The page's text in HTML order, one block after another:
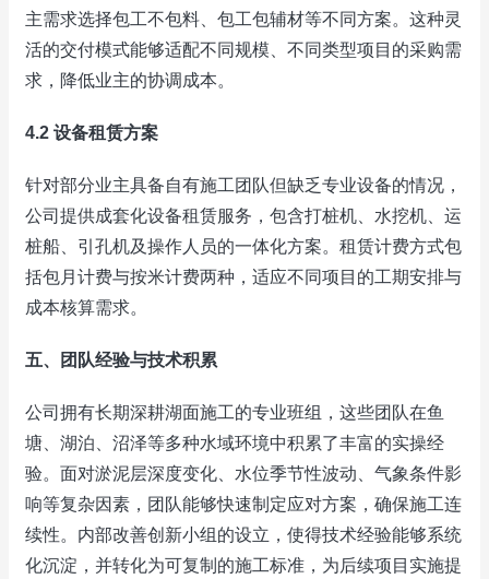
主需求选择包工不包料、包工包辅材等不同方案。这种灵
活的交付模式能够适配不同规模、不同类型项目的采购需
求，降低业主的协调成本。
4.2 设备租赁方案
针对部分业主具备自有施工团队但缺乏专业设备的情况，
公司提供成套化设备租赁服务，包含打桩机、水挖机、运
桩船、引孔机及操作人员的一体化方案。租赁计费方式包
括包月计费与按米计费两种，适应不同项目的工期安排与
成本核算需求。
五、团队经验与技术积累
公司拥有长期深耕湖面施工的专业班组，这些团队在鱼
塘、湖泊、沼泽等多种水域环境中积累了丰富的实操经
验。面对淤泥层深度变化、水位季节性波动、气象条件影
响等复杂因素，团队能够快速制定应对方案，确保施工连
续性。内部改善创新小组的设立，使得技术经验能够系统
化沉淀，并转化为可复制的施工标准，为后续项目实施提